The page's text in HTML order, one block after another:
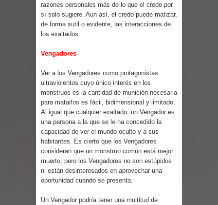
razones personales más de lo que el credo por
sí solo sugiere. Aun así, el credo puede matizar,
de forma sutil o evidente, las interacciones de
los exaltados.
Vengadores
Ver a los Vengadores como protagonistas
ultraviolentos cuyo único interés en los
monstruos es la cantidad de munición necesaria
para matarlos es fácil, bidimensional y limitado.
Al igual que cualquier exaltado, un Vengador es
una persona a la que se le ha concedido la
capacidad de ver el mundo oculto y a sus
habitantes. Es cierto que los Vengadores
consideran que un monstruo común está mejor
muerto, pero los Vengadores no son estúpidos
ni están desinteresados en aprovechar una
oportunidad cuando se presenta.
Un Vengador podría tener una multitud de